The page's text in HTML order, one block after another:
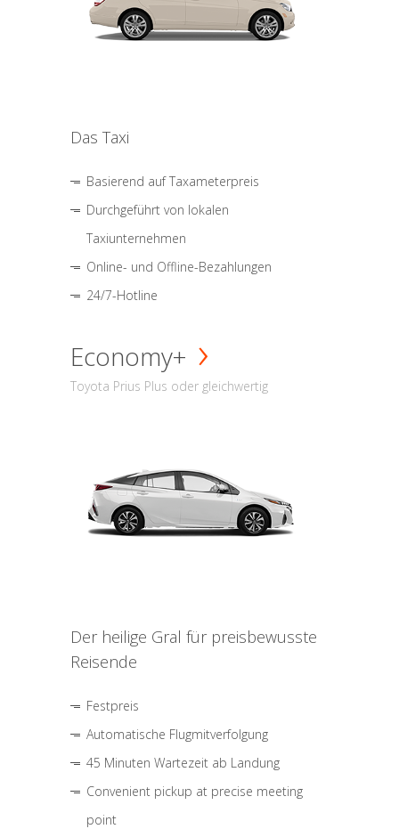
Das Taxi
Basierend auf Taxameterpreis
Durchgeführt von lokalen
Taxiunternehmen
Online- und Offline-Bezahlungen
24/7-Hotline
Economy+
Toyota Prius Plus oder gleichwertig
Der heilige Gral für preisbewusste
Reisende
Festpreis
Automatische Flugmitverfolgung
45 Minuten Wartezeit ab Landung
Convenient pickup at precise meeting
point